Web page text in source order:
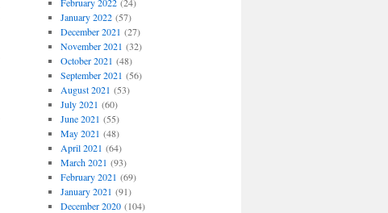
January 2022(57)
December 2021 (27)
November 2021 (32)
October 2021 (48)
September 2021 (56)
August 2021 (53)
July 2021 (60)
June 2021 (55)
May 2021 (48)
April 2021 (64)
March 2021 (93)
February 2021 (69)
January 2021 (91)
December 2020(104)